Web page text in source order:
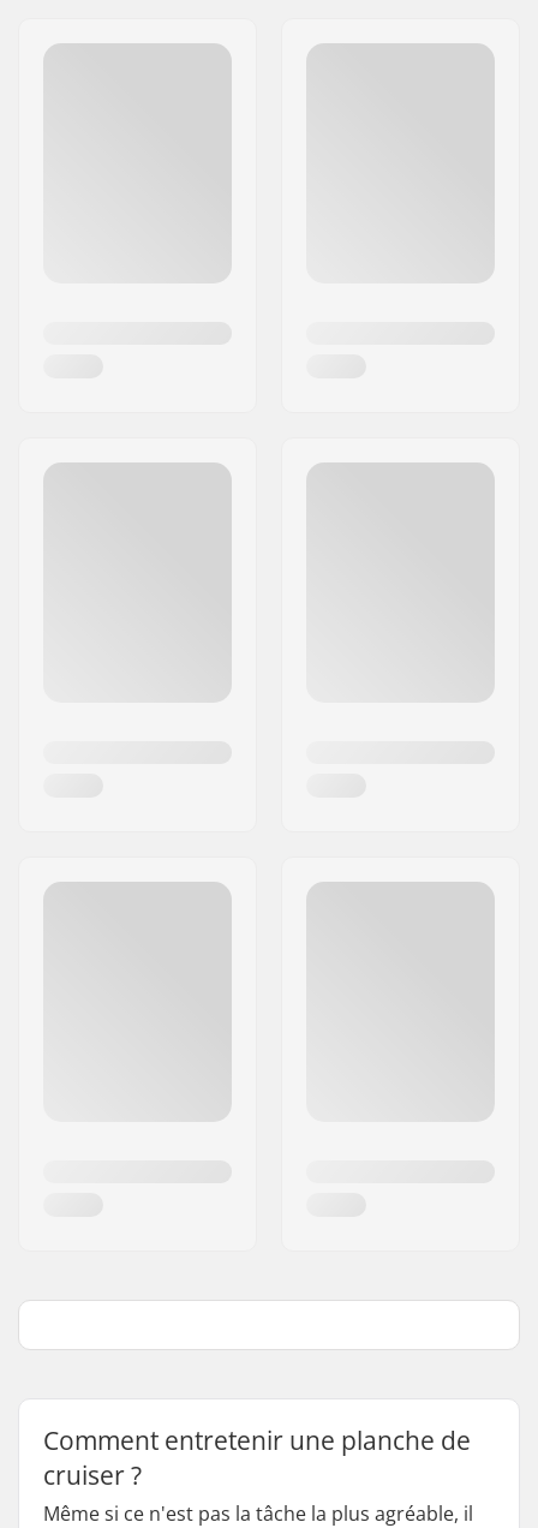
Comment entretenir une planche de
cruiser ?
Même si ce n'est pas la tâche la plus agréable, il